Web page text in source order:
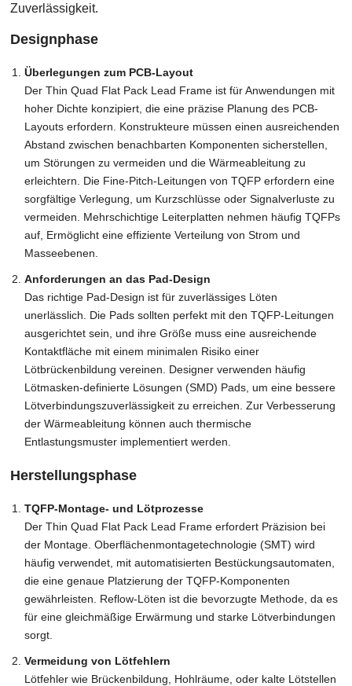
Zuverlässigkeit.
Designphase
Überlegungen zum PCB-Layout
Der Thin Quad Flat Pack Lead Frame ist für Anwendungen mit
hoher Dichte konzipiert, die eine präzise Planung des PCB-
Layouts erfordern. Konstrukteure müssen einen ausreichenden
Abstand zwischen benachbarten Komponenten sicherstellen,
um Störungen zu vermeiden und die Wärmeableitung zu
erleichtern. Die Fine-Pitch-Leitungen von TQFP erfordern eine
sorgfältige Verlegung, um Kurzschlüsse oder Signalverluste zu
vermeiden. Mehrschichtige Leiterplatten nehmen häufig TQFPs
auf, Ermöglicht eine effiziente Verteilung von Strom und
Masseebenen.
Anforderungen an das Pad-Design
Das richtige Pad-Design ist für zuverlässiges Löten
unerlässlich. Die Pads sollten perfekt mit den TQFP-Leitungen
ausgerichtet sein, und ihre Größe muss eine ausreichende
Kontaktfläche mit einem minimalen Risiko einer
Lötbrückenbildung vereinen. Designer verwenden häufig
Lötmasken-definierte Lösungen (SMD) Pads, um eine bessere
Lötverbindungszuverlässigkeit zu erreichen. Zur Verbesserung
der Wärmeableitung können auch thermische
Entlastungsmuster implementiert werden.
Herstellungsphase
TQFP-Montage- und Lötprozesse
Der Thin Quad Flat Pack Lead Frame erfordert Präzision bei
der Montage. Oberflächenmontagetechnologie (SMT) wird
häufig verwendet, mit automatisierten Bestückungsautomaten,
die eine genaue Platzierung der TQFP-Komponenten
gewährleisten. Reflow-Löten ist die bevorzugte Methode, da es
für eine gleichmäßige Erwärmung und starke Lötverbindungen
sorgt.
Vermeidung von Lötfehlern
Lötfehler wie Brückenbildung, Hohlräume, oder kalte Lötstellen